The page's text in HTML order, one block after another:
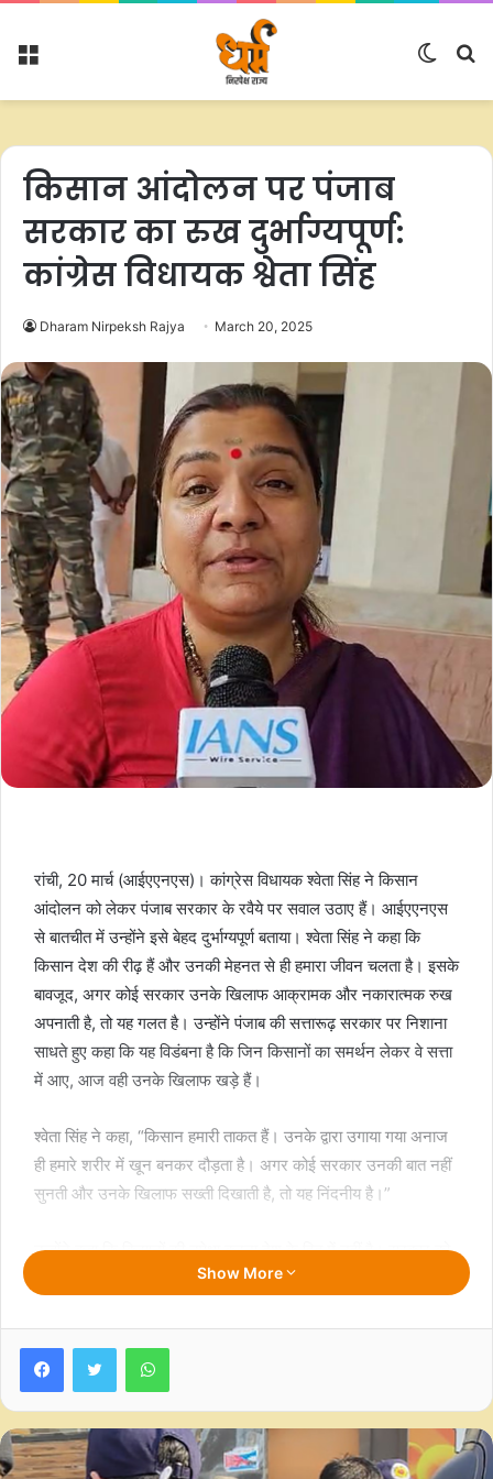
Menu
Switch
किसान आंदोलन पर पंजाब
सरकार का रुख दुर्भाग्यपूर्ण:
कांग्रेस विधायक श्वेता सिंह
Dharam Nirpeksh Rajya March 20, 2025
रांची, 20 मार्च (आईएएनएस)। कांग्रेस विधायक श्वेता सिंह ने किसान
आंदोलन को लेकर पंजाब सरकार के रवैये पर सवाल उठाए हैं। आईएएनएस
से बातचीत में उन्होंने इसे बेहद दुर्भाग्यपूर्ण बताया। श्वेता सिंह ने कहा कि
किसान देश की रीढ़ हैं और उनकी मेहनत से ही हमारा जीवन चलता है। इसके
बावजूद, अगर कोई सरकार उनके खिलाफ आक्रामक और नकारात्मक रुख
अपनाती है, तो यह गलत है। उन्होंने पंजाब की सत्तारूढ़ सरकार पर निशाना
साधते हुए कहा कि यह विडंबना है कि जिन किसानों का समर्थन लेकर वे सत्ता
में आए, आज वही उनके खिलाफ खड़े हैं।
श्वेता सिंह ने कहा, “किसान हमारी ताकत हैं। उनके द्वारा उगाया गया अनाज
ही हमारे शरीर में खून बनकर दौड़ता है। अगर कोई सरकार उनकी बात नहीं
सुनती और उनके खिलाफ सख्ती दिखाती है, तो यह निंदनीय है।”
उन्होंने कहा कि किसानों की उपेक्षा करना देश के हित में नहीं है। सरकार को
किसानों की समस्याओं को समझना चाहिए और उनके हक में फैसले लेने
कांग्रेस विधायक ने पंजाब सरकार पर भी तंज कसा। उन्होंने कहा, “यह बड़ा
सवाल है कि जो सरकार कभी किसानों के साथ खड़ी थी और उनका समर्थन
Show More
FacebookTwitter WhatsApp